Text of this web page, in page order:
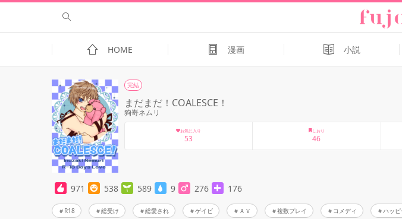
HOME 漫画 小説
完結
まだまだ！COALESCE！
狗嵜ネムリ
お気に入り
53
しおり
46
971 538 589 9 276 176
R18 総受け 総愛され ゲイビ ＡＶ 複数プレイ コメディ ハッピ